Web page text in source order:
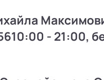
10:00 - 21:00,